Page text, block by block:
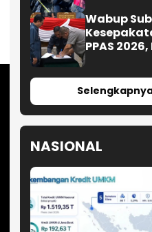
Wabup
PPAS
NASIONAL